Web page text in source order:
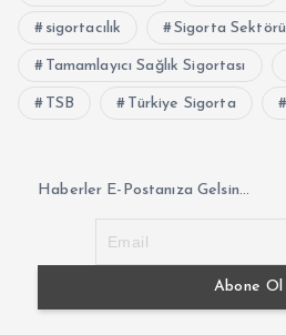
sigortacılık Sigorta Sektörü
Tamamlayıcı Sağlık Sigortası
TSB Türkiye Sigorta
Haberler E-Postanıza Gelsin...